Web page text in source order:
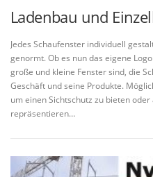
Ladenbau und
Jedes Schaufenster individuell
genormt. Ob es nun das eigene
große und kleine Fenster sind, die
Geschäft und seine Produkte.
um einen Sichtschutz zu bieten
repräsentieren…